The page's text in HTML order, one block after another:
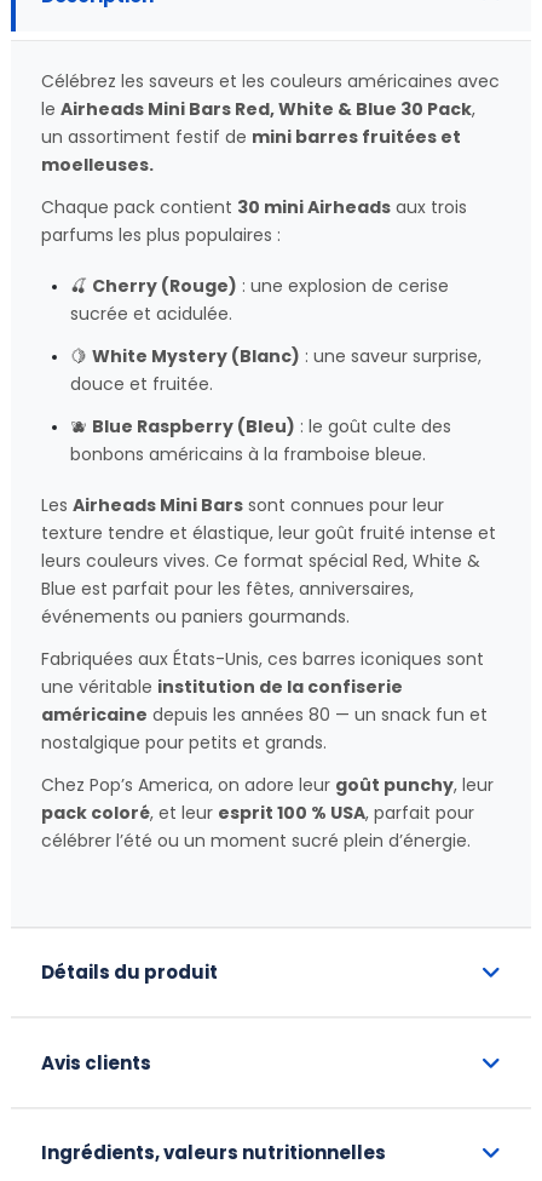
Célébrez les saveurs et les couleurs américaines avec
le Airheads Mini Bars Red, White & Blue 30 Pack,
un assortiment festif de mini barres fruitées et
moelleuses.
Chaque pack contient 30 mini Airheads aux trois
parfums les plus populaires :
🍒 Cherry (Rouge) : une explosion de cerise
sucrée et acidulée.
🍋 White Mystery (Blanc) : une saveur surprise,
douce et fruitée.
🫐 Blue Raspberry (Bleu) : le goût culte des
bonbons américains à la framboise bleue.
Les Airheads Mini Bars sont connues pour leur
texture tendre et élastique, leur goût fruité intense et
leurs couleurs vives. Ce format spécial Red, White &
Blue est parfait pour les fêtes, anniversaires,
événements ou paniers gourmands.
Fabriquées aux États-Unis, ces barres iconiques sont
une véritable institution de la confiserie
américaine depuis les années 80 — un snack fun et
nostalgique pour petits et grands.
Chez Pop’s America, on adore leur goût punchy, leur
pack coloré, et leur esprit 100 % USA, parfait pour
célébrer l’été ou un moment sucré plein d’énergie.
Détails du produit
Avis clients
Ingrédients, valeurs nutritionnelles